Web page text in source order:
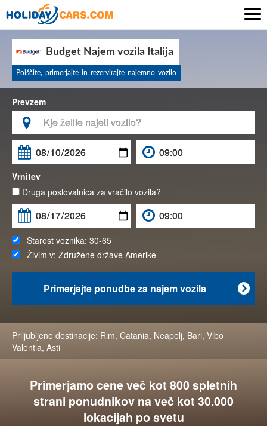
Budget Najem vozila Italija
Poiščite, primerjajte in rezervirajte najemno vozilo
Prevzem


Vrnitev
Druga poslovalnica za vračilo vozila?
Starost voznika: 30-65
Živim v: Združene države Amerike

Primerjajte ponudbe za najem vozila
Priljubljene destinacije: Rim, Catania, Neapelj, Bari, Vibo
Valentia, Asti
Primerjamo cene več kot 800 spletnih
strani ponudnikov na več kot 30.000
lokacijah po svetu